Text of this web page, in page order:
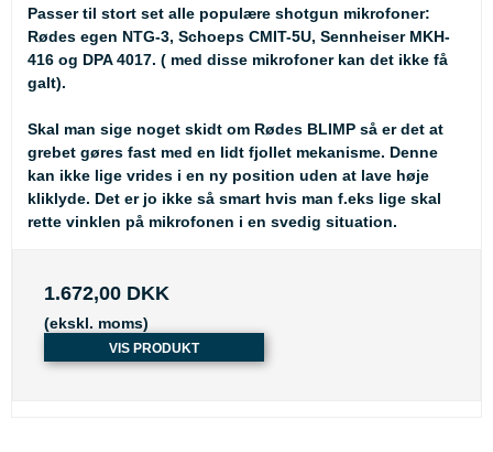
Passer til stort set alle populære shotgun mikrofoner:
Rødes egen NTG-3, Schoeps CMIT-5U, Sennheiser MKH-
416 og DPA 4017. ( med disse mikrofoner kan det ikke få
galt).
Skal man sige noget skidt om Rødes BLIMP så er det at
grebet gøres fast med en lidt fjollet mekanisme. Denne
kan ikke lige vrides i en ny position uden at lave høje
kliklyde. Det er jo ikke så smart hvis man f.eks lige skal
rette vinklen på mikrofonen i en svedig situation.
1.672,00 DKK
(ekskl. moms)
VIS PRODUKT